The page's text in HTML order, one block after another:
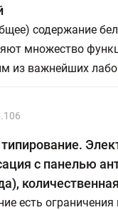
содержание
множество
из важнейших
с панелью
есть